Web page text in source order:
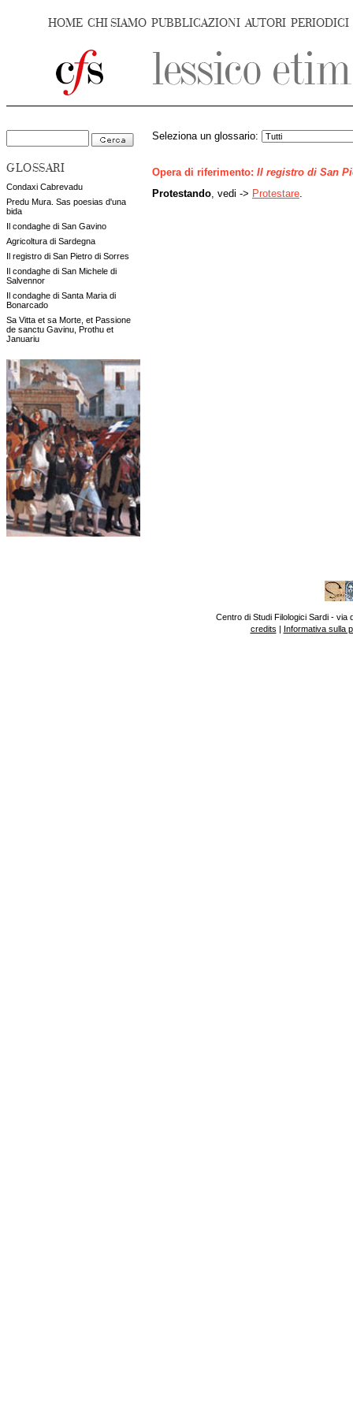
HOME CHI SIAMO PUBBLICAZIONI AUTORI PERIODICI
GLOSSARI
Condaxi Cabrevadu
Predu Mura. Sas poesias d'una
bida
Il condaghe di San Gavino
Agricoltura di Sardegna
Il registro di San Pietro di Sorres
Il condaghe di San Michele di
Salvennor
Il condaghe di Santa Maria di
Bonarcado
Sa Vitta et sa Morte, et Passione
de sanctu Gavinu, Prothu et
Januariu
Seleziona un glossario:
Opera di riferimento: Il registro di San
Protestando , vedi -> Protestare
Centro di Studi Filologici Sardi - via
credits | Informativa sulla